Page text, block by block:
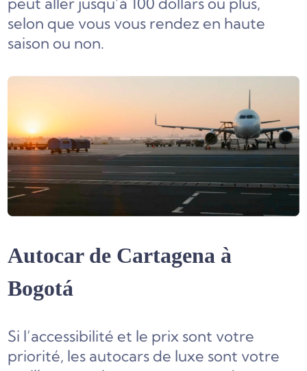
selon que vous vous rendez en haute
saison ou non.
Autocar de Cartagena à
Bogotá
Si l’accessibilité et le prix sont votre
priorité, les autocars de luxe sont votre